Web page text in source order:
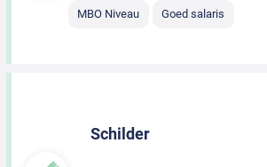
MBO Niveau Goed salaris
Schilder